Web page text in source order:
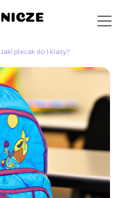
Jaki plecak do 1 klasy?